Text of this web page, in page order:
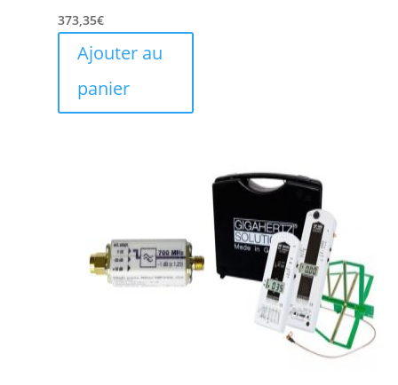
373,35€
Ajouter au
panier